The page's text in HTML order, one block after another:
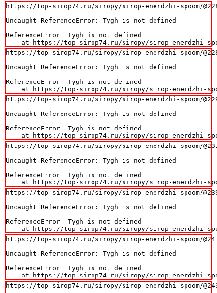
https://top-sirop74.ru/siropy/sirop-enerdzhi-spoom/
Uncaught ReferenceError: Tygh is not defined
ReferenceError: Tygh is not defined
at https://top-sirop74.ru/siropy/sirop-enerdzhi-
https://top-sirop74.ru/siropy/sirop-enerdzhi-spoom/
Uncaught ReferenceError: Tygh is not defined
ReferenceError: Tygh is not defined
at https://top-sirop74.ru/siropy/sirop-enerdzhi-
https://top-sirop74.ru/siropy/sirop-enerdzhi-spoom/
Uncaught ReferenceError: Tygh is not defined
ReferenceError: Tygh is not defined
at https://top-sirop74.ru/siropy/sirop-enerdzhi-
https://top-sirop74.ru/siropy/sirop-enerdzhi-spoom/
Uncaught ReferenceError: Tygh is not defined
ReferenceError: Tygh is not defined
at https://top-sirop74.ru/siropy/sirop-enerdzhi-
https://top-sirop74.ru/siropy/sirop-enerdzhi-spoom/
Uncaught ReferenceError: Tygh is not defined
ReferenceError: Tygh is not defined
at https://top-sirop74.ru/siropy/sirop-enerdzhi-
https://top-sirop74.ru/siropy/sirop-enerdzhi-spoom/
Uncaught ReferenceError: Tygh is not defined
ReferenceError: Tygh is not defined
at https://top-sirop74.ru/siropy/sirop-enerdzhi-
https://top-sirop74.ru/siropy/sirop-enerdzhi-spoom/